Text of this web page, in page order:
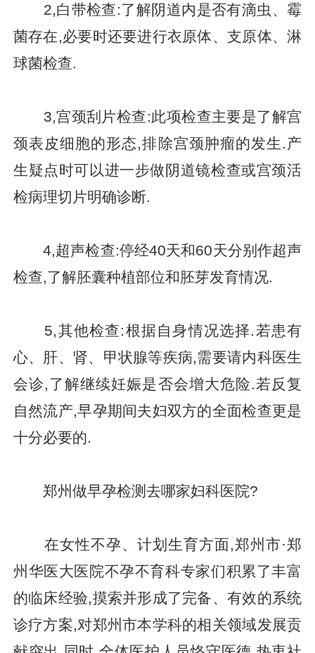
2,白带检查:了解阴道内是否有滴虫、霉
菌存在,必要时还要进行衣原体、支原体、淋
球菌检查.
3,宫颈刮片检查:此项检查主要是了解宫
颈表皮细胞的形态,排除宫颈肿瘤的发生.产
生疑点时可以进一步做阴道镜检查或宫颈活
检病理切片明确诊断.
4,超声检查:停经40天和60天分别作超声
检查,了解胚囊种植部位和胚芽发育情况.
5,其他检查:根据自身情况选择.若患有
心、肝、肾、甲状腺等疾病,需要请内科医生
会诊,了解继续妊娠是否会增大危险.若反复
自然流产,早孕期间夫妇双方的全面检查更是
十分必要的.
郑州做早孕检测去哪家妇科医院?
在女性不孕、计划生育方面,郑州市·郑
州华医大医院不孕不育科专家们积累了丰富
的临床经验,摸索并形成了完备、有效的系统
诊疗方案,对郑州市本学科的相关领域发展贡